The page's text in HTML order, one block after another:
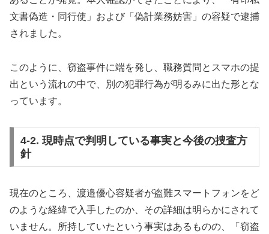
文書偽造・同行使」および「偽計業務妨害」の容疑で逮捕
されました。
このように、窃盗事件に端を発し、職務質問とスマホの提
出という流れの中で、別の犯罪行為が明るみに出た形とな
っています。
4-2. 現時点で判明している事実と今後の捜査方
針
現在のところ、渡邉優心容疑者が盗難スマートフォンをど
のような経緯で入手したのか、その詳細は明らかにされて
いません。所持していたという事実はあるものの、「窃盗